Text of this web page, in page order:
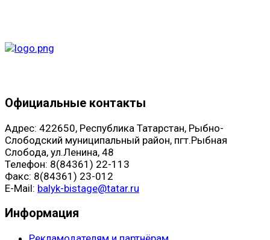
Официальные контакты
Адрес: 422650, Республика Татарстан, Рыбно-
Слободский муниципальный район, пгт.Рыбная
Слобода, ул.Ленина, 48
Телефон: 8(84361) 22-113
Факс: 8(84361) 23-012
E-Mail: balyk-bistage@tatar.ru
Информация